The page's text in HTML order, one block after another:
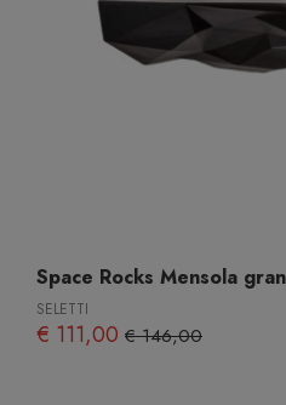
Space Rocks Mensola
SELETTI
€ 111,00 € 146,00